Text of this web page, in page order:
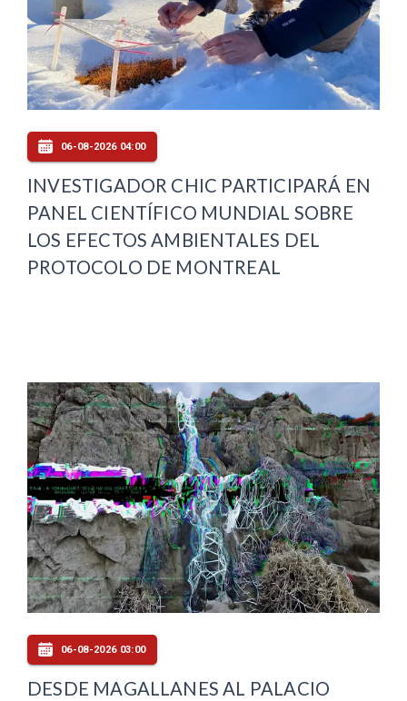
06-08-2026 04:00
INVESTIGADOR CHIC PARTICIPARÁ EN
PANEL CIENTÍFICO MUNDIAL SOBRE
LOS EFECTOS AMBIENTALES DEL
PROTOCOLO DE MONTREAL
06-08-2026 03:00
DESDE MAGALLANES AL PALACIO